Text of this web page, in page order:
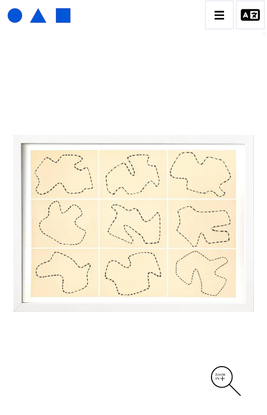
CATALOGUE DES OEUVRES
01_SCULPTURE
02_PHOTOGRAPHIQUE
03_COLLAGES
04_DESSINS
05_MONOTYPE
06_ARCHIVES
CONTACT